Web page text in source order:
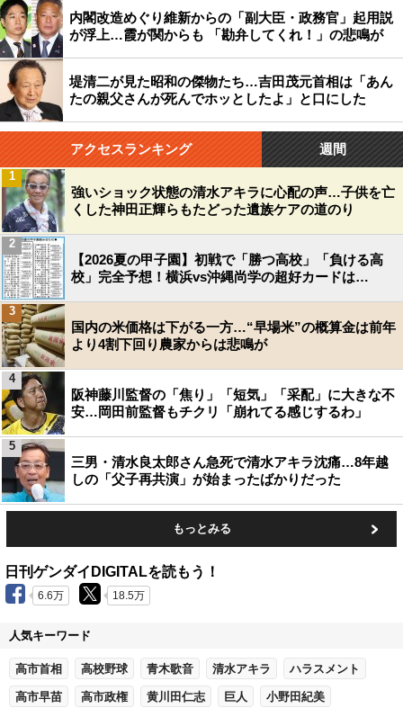
内閣改造めぐり維新からの「副大臣・政務官」起用説
が浮上…霞が関からも 「勘弁してくれ！」の悲鳴が
堤清二が見た昭和の傑物たち…吉田茂元首相は「あん
たの親父さんが死んでホッとしたよ」と口にした
アクセスランキング 週間
強いショック状態の清水アキラに心配の声…子供を亡
くした神田正輝らもたどった遺族ケアの道のり
1
【2026夏の甲子園】初戦で「勝つ高校」「負ける高
校」完全予想！横浜vs沖縄尚学の超好カードは…
2
国内の米価格は下がる一方…“早場米”の概算金は前年
より4割下回り農家からは悲鳴が
3
阪神藤川監督の「焦り」「短気」「采配」に大きな不
安…岡田前監督もチクリ「崩れてる感じするわ」
4
三男・清水良太郎さん急死で清水アキラ沈痛…8年越
しの「父子再共演」が始まったばかりだった
5
もっとみる
日刊ゲンダイDIGITALを読もう！
6.6万 18.5万
人気キーワード
高市首相 高校野球 青木歌音 清水アキラ ハラスメント
高市早苗 高市政権 黄川田仁志 巨人 小野田紀美